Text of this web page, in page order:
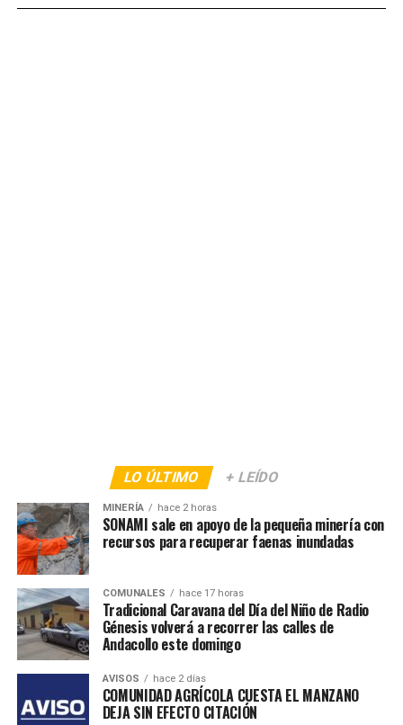
LO ÚLTIMO + LEÍDO
MINERÍA hace 2 horas
SONAMI sale en apoyo de la pequeña minería con
recursos para recuperar faenas inundadas
COMUNALES hace 17 horas
Tradicional Caravana del Día del Niño de Radio
Génesis volverá a recorrer las calles de
Andacollo este domingo
AVISOS hace 2 días
COMUNIDAD AGRÍCOLA CUESTA EL MANZANO
DEJA SIN EFECTO CITACIÓN